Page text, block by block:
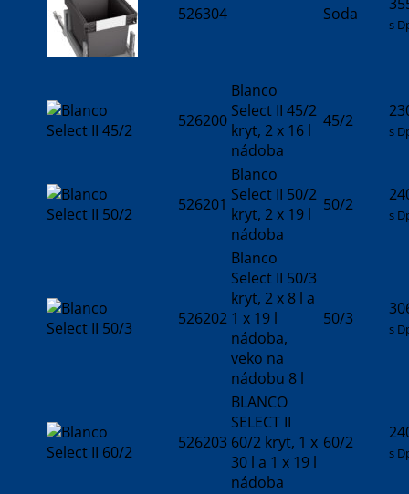
526304 Soda
s
526200
Blanco
Select II 45/2
kryt, 2 x 16 l
nádoba
45/2
s
526201
Blanco
Select II 50/2
kryt, 2 x 19 l
nádoba
50/2
s
526202
Blanco
Select II 50/3
kryt, 2 x 8 l a
1 x 19 l
nádoba,
veko na
nádobu 8 l
50/3
s
526203
BLANCO
SELECT II
60/2 kryt, 1 x
30 l a 1 x 19 l
nádoba
60/2
s